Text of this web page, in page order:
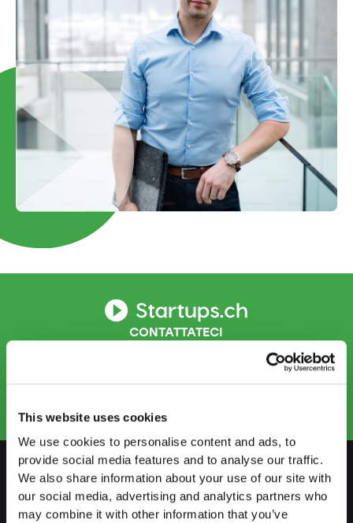
This website uses cookies
We use cookies to personalise content and ads, to
provide social media features and to analyse our traffic.
We also share information about your use of our site with
our social media, advertising and analytics partners who
may combine it with other information that you’ve
CONTATTATECI
Prenotare un appuntamento
+41 91 922 81 32
PREPARARSI